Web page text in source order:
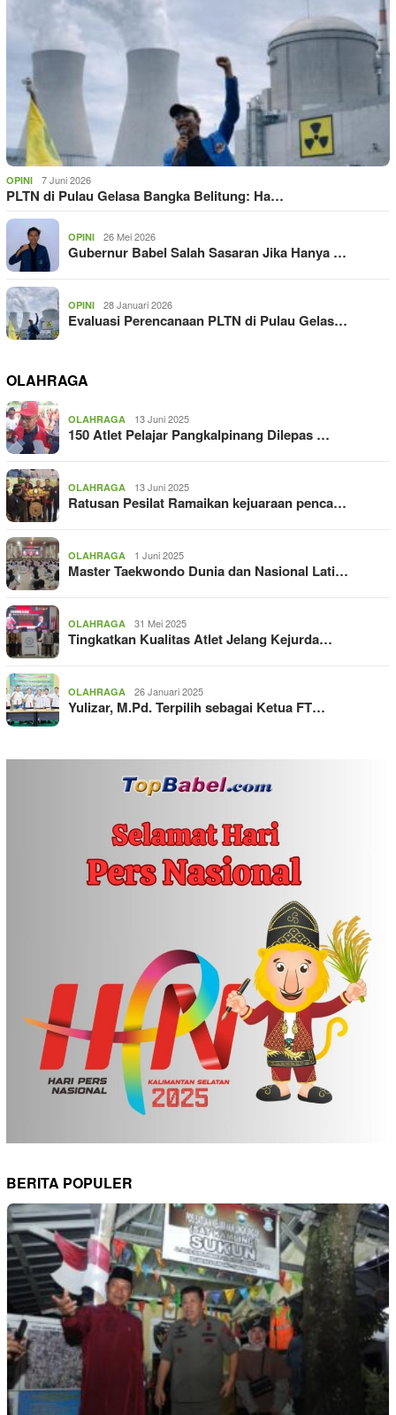
OPINI 7 Juni 2026
PLTN di Pulau Gelasa Bangka Belitung: Ha…
OPINI 26 Mei 2026
Gubernur Babel Salah Sasaran Jika Hanya …
OPINI 28 Januari 2026
Evaluasi Perencanaan PLTN di Pulau Gelas…
OLAHRAGA
OLAHRAGA 13 Juni 2025
150 Atlet Pelajar Pangkalpinang Dilepas …
OLAHRAGA 13 Juni 2025
Ratusan Pesilat Ramaikan kejuaraan penca…
OLAHRAGA 1 Juni 2025
Master Taekwondo Dunia dan Nasional Lati…
OLAHRAGA 31 Mei 2025
Tingkatkan Kualitas Atlet Jelang Kejurda…
OLAHRAGA 26 Januari 2025
Yulizar, M.Pd. Terpilih sebagai Ketua FT…
BERITA POPULER